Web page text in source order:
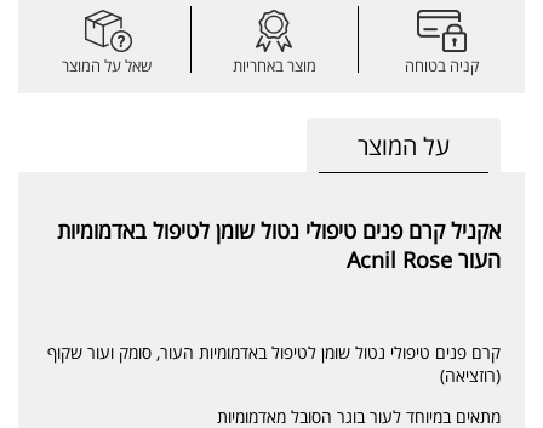
קניה בטוחה מוצר באחריות שאל על המוצר
על המוצר
אקניל קרם פנים טיפולי נטול שומן לטיפול באדמומיות
העור Acnil Rose
קרם פנים טיפולי נטול שומן לטיפול באדמומיות העור, סומק ועור שקוף
(רוזציאה)
מתאים במיוחד לעור בוגר הסובל מאדמומיות